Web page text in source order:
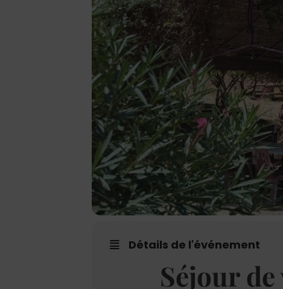
Détails de l'événement
Séjour de